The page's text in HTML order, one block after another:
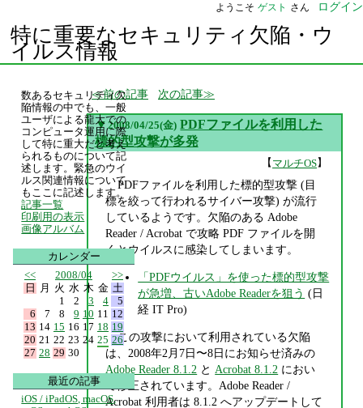
ようこそ ゲスト さん ログイン
特に重要なセキュリティ欠陥・ウ
イルス情報
前の記事 次の記事
▼ 2008/04/25(金) PDFファイルを利用した
標的型攻撃が多発
【マルチOS】
PDFファイルを利用した標的型攻撃 (目
標を絞って行われるサイバー攻撃) が流行
しているようです。欠陥のある Adobe
Reader / Acrobat で攻略 PDF ファイルを開
くとウイルスに感染してしまいます。
「PDFウイルス」を使った標的型攻撃
が急増、古いAdobe Readerを狙う (日
経 IT Pro)
この攻撃において利用されている欠陥
は、2008年2月7日〜8日にお知らせ済みの
Adobe Reader 8.1.2 とAcrobat 8.1.2 におい
て修正されています。Adobe Reader /
Acrobat 利用者は 8.1.2 へアップデートして
数あるセキュリティ欠
陥情報の中でも、一般
ユーザによる龍大での
コンピュータ運用に際
して特に重大だと考え
られるものについて記
述します。緊急のウイ
ルス関連情報について
もここに記述します。
記事一覧
印刷用の表示
画像アルバム
カレンダー
<<
2008/04
>>
日
月 火 水 木 金 土
1
2 3 4
5
6
7 8 9 10 11 12
13 14 15 16 17 18 19
20 21 22 23 24 25 26
27 28 29 30
最近の記事
iOS / iPadOS, macOS,